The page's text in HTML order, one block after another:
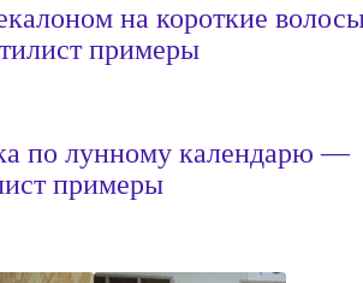
на короткие
примеры
по лунному календарю —
примеры